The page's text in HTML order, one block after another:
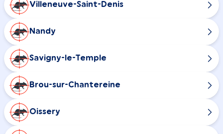
Villeneuve-Saint-Denis
Nandy
Savigny-le-Temple
Brou-sur-Chantereine
Oissery